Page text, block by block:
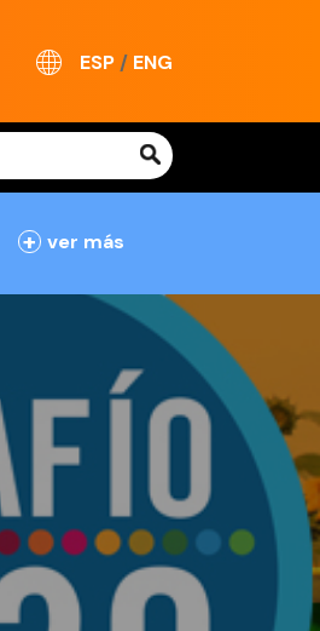
ESP / ENG
+ ver más